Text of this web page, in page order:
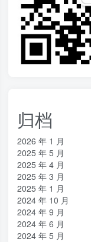
归档
2026 年 1 月
2025 年 5 月
2025 年 4 月
2025 年 3 月
2025 年 1 月
2024 年 10 月
2024 年 9 月
2024 年 6 月
2024 年 5 月